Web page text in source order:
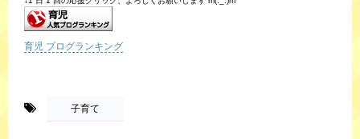
育児 ブログランキング
子育て